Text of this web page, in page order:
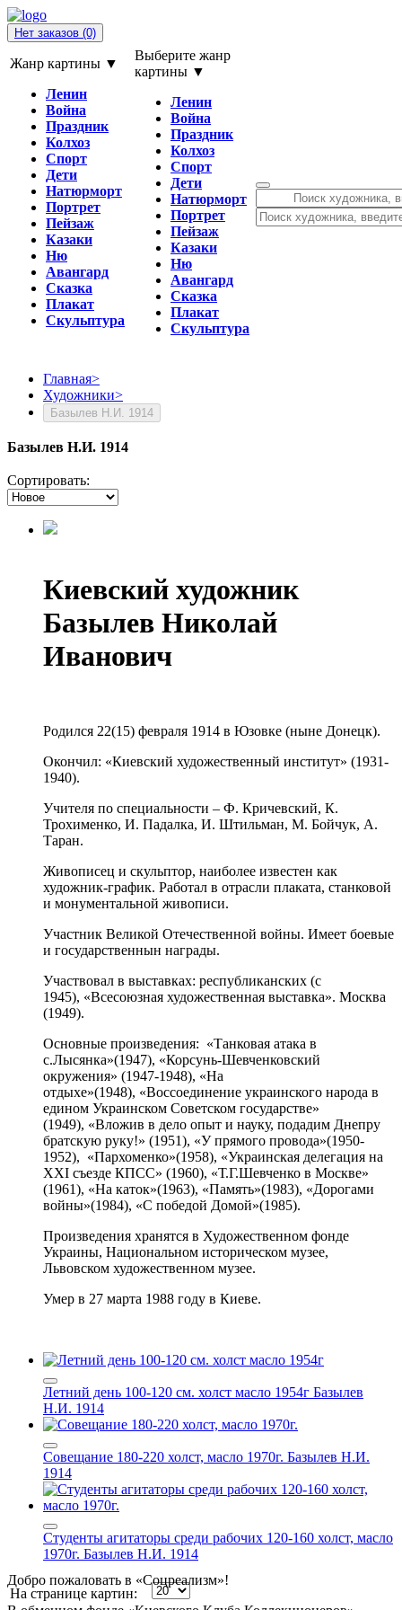
Нет заказов (0)
Жанр картины ▼
Ленин
Война
Праздник
Колхоз
Спорт
Дети
Натюрморт
Портрет
Пейзаж
Казаки
Ню
Авангард
Сказка
Плакат
Скульптура
Выберите жанр
картины ▼
Ленин
Война
Праздник
Колхоз
Спорт
Дети
Натюрморт
Портрет
Пейзаж
Казаки
Ню
Авангард
Сказка
Плакат
Скульптура
Главная>
Художники>
Базылев Н.И. 1914
Базылев Н.И. 1914
Сортировать:
Киевский художник
Базылев Николай
Иванович
Родился 22(15) февраля 1914 в Юзовке (ныне Донецк).
Окончил: «Киевский художественный институт» (1931-
1940).
Учителя по специальности – Ф. Кричевский, К.
Трохименко, И. Падалка, И. Штильман, М. Бойчук, А.
Таран.
Живописец и скульптор, наиболее известен как
художник-график. Работал в отрасли плаката, станковой
и монументальной живописи.
Участник Великой Отечественной войны. Имеет боевые
и государственнын награды.
Участвовал в выставках: республиканских (с
1945), «Всесоюзная художественная выставка». Москва
(1949).
Основные произведения: «Танковая атака в
с.Лысянка»(1947), «Корсунь-Шевченковский
окружения» (1947-1948), «На
отдыхе»(1948), «Воссоединение украинского народа в
едином Украинском Советском государстве»
(1949), «Вложив в дело опыт и науку, подадим Днепру
братскую руку!» (1951), «У прямого провода»(1950-
1952), «Пархоменко»(1958), «Украинская делегация на
XXI съезде КПСС» (1960), «Т.Г.Шевченко в Москве»
(1961), «На каток»(1963), «Память»(1983), «Дорогами
войны»(1984), «С победой Домой»(1985).
Произведения хранятся в Художественном фонде
Украины, Национальном историческом музее,
Львовском художественном музее.
Умер в 27 марта 1988 году в Киеве.
Летний день 100-120 см. холст масло 1954г Базылев
Н.И. 1914
Совещание 180-220 холст, масло 1970г. Базылев Н.И.
1914
Студенты агитаторы среди рабочих 120-160 холст, масло
1970г. Базылев Н.И. 1914
На странице картин:
Добро пожаловать в «Соцреализм»!